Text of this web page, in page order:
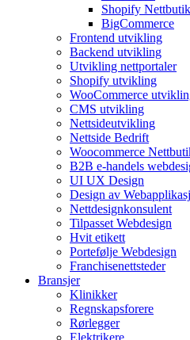
Shopify
BigCommerce
Frontend utvikling
Backend utvikling
Utvikling nettportaler
Shopify utvikling
WooCommerce
CMS utvikling
Nettsideutvikling
Nettside Bedrift
Woocommerce
B2B e-handels
UI UX Design
Design av
Nettdesignkonsulent
Tilpasset Webdesign
Hvit etikett
Portefølje Webdesign
Franchisenettsteder
Bransjer
Klinikker
Regnskapsforere
Rørlegger
Elektrikere